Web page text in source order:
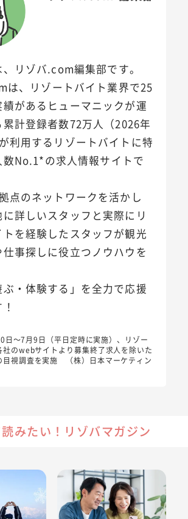
リゾバ.com編集部です。
は、リゾートバイト業界で25
があるヒューマニックが運
計登録者数72万人（2026年
利用するリゾートバイトに特
数No.1*の求人情報サイトで
点のネットワークを活かし
詳しいスタッフと実際にリ
トを経験したスタッフが観光
事探しに役立つノウハウを
ぶ・体験する」を全力で応援
～7月9日（平日定時に実施）、リゾー
社のwebサイトより募集終了求人を除いた
目視調査を実施 （株）日本マーケティン
みたい！リゾバマガジン
と噂の魔法「ゲレンデマジック」とは！？
定年後の仕事が見つかるか不